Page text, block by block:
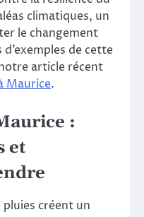
climatiques, un
le changement
de cette
article récent
Maurice.
:
et
pluies créent un